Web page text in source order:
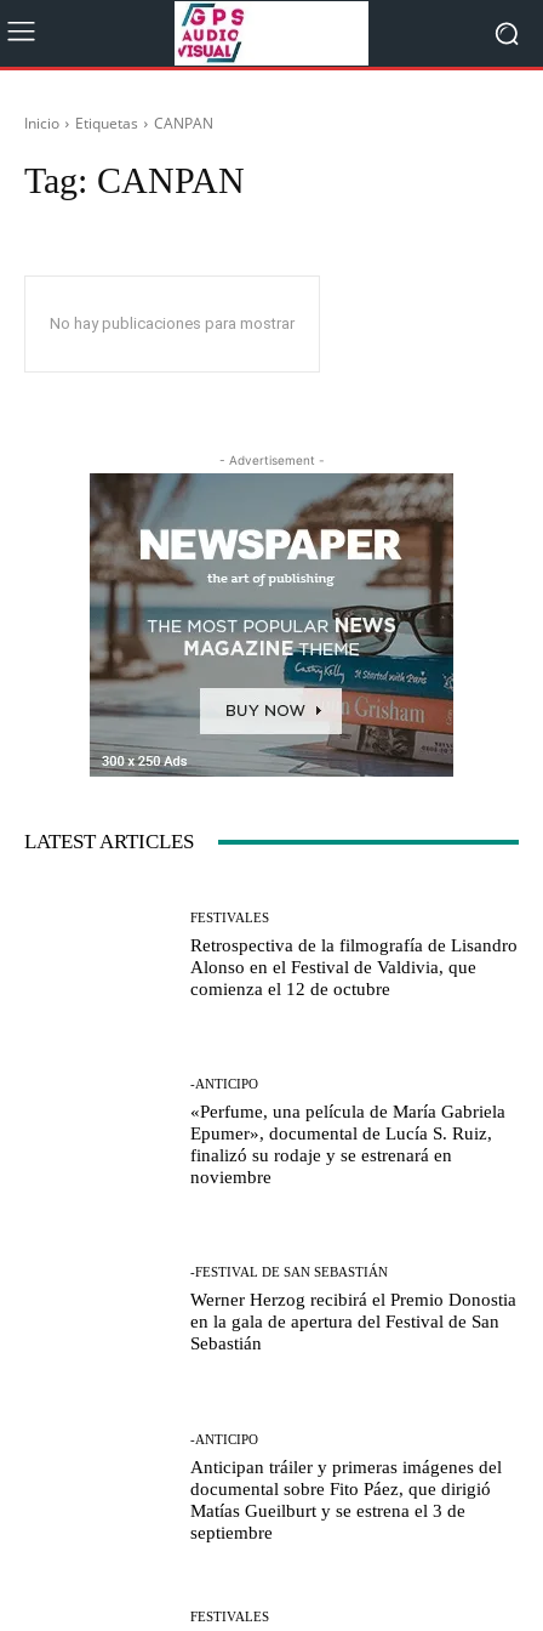
Inicio Etiquetas CANPAN
Tag: CANPAN
No hay publicaciones para mostrar
- Advertisement -
LATEST ARTICLES
FESTIVALES
Retrospectiva de la filmografía de Lisandro
Alonso en el Festival de Valdivia, que
comienza el 12 de octubre
-ANTICIPO
«Perfume, una película de María Gabriela
Epumer», documental de Lucía S. Ruiz,
finalizó su rodaje y se estrenará en
noviembre
-FESTIVAL DE SAN SEBASTIÁN
Werner Herzog recibirá el Premio Donostia
en la gala de apertura del Festival de San
Sebastián
-ANTICIPO
Anticipan tráiler y primeras imágenes del
documental sobre Fito Páez, que dirigió
Matías Gueilburt y se estrena el 3 de
septiembre
FESTIVALES